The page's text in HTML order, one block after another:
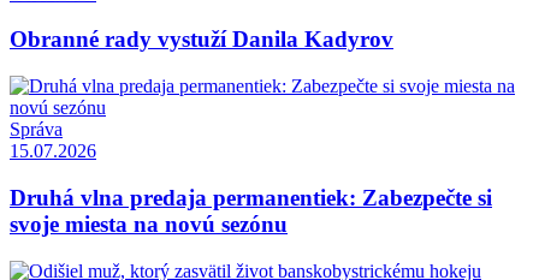
Obranné rady vystuží Danila Kadyrov
Správa
15.07.2026
Druhá vlna predaja permanentiek: Zabezpečte si
svoje miesta na novú sezónu